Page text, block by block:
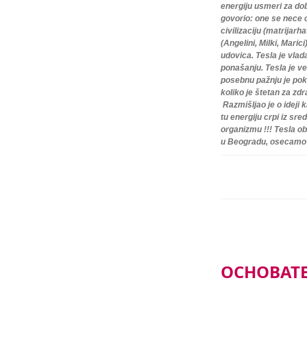
energiju usmeri za
govorio: one se nece
civilizaciju
(Angelini, Milki,
udovica. Tesla je
ponašanju. Tesla je
posebnu pažnju je
koliko je štetan za
Razmišljao je o ideji
tu energiju crpi iz
organizmu !!! Tesla
u Beogradu,